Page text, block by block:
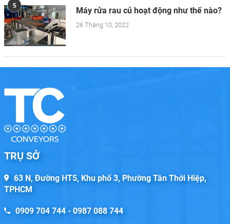
5 Máy rửa rau củ hoạt động như thế nào?
26 Tháng 10, 2022
TRỤ SỞ
63 N, Đường HT5, Khu phố 3, Phường Tân Thới Hiệp,
TPHCM
0909 704 744 - 0987 088 744